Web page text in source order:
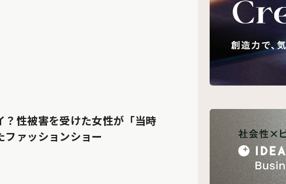
？性被害を受けた女性が「当時
ファッションショー